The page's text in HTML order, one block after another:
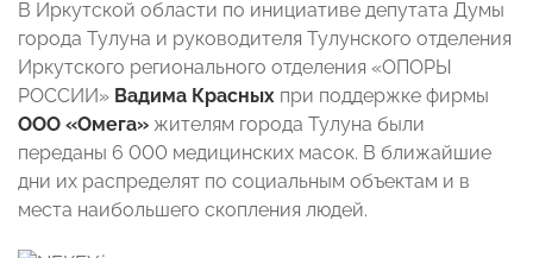
В Иркутской области по инициативе депутата Думы
города Тулуна и руководителя Тулунского отделения
Иркутского регионального отделения «ОПОРЫ
РОССИИ» Вадима Красных при поддержке фирмы
ООО «Омега» жителям города Тулуна были
переданы 6 000 медицинских масок. В ближайшие
дни их распределят по социальным объектам и в
места наибольшего скопления людей.